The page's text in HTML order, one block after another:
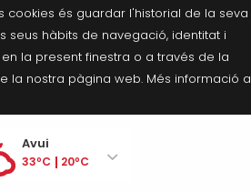
és guardar l'historial de la seva
seus hàbits de navegació, identitat i
la present finestra o a través de la
la nostra pàgina web. Més informació a
Avui
33ºC 20ºC